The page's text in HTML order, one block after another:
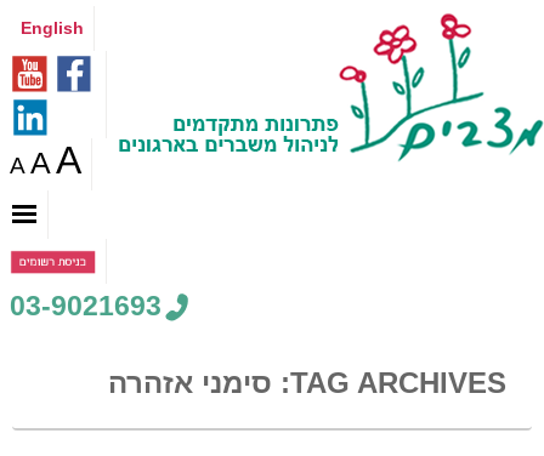
English
A AA
03-9021693
TAG ARCHIVES: סימני אזהרה